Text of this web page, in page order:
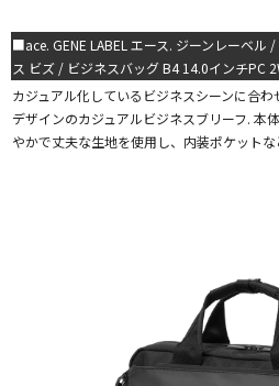
■ace. GENE LABEL エース. ジーンレーベル
ス ビズ / ビジネスバッグ B4 14.0インチPC
カジュアル化しているビジネスシーンに合
デザインのカジュアルビジネスブリーフ. 本
やかで丈夫な生地を使用し、内装ポケットな